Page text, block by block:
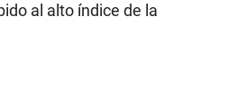
al alto índice de la